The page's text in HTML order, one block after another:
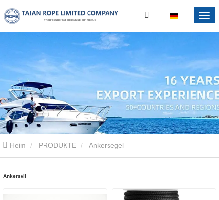
Heim PRODUKTE Ankersegel
Ankerseil